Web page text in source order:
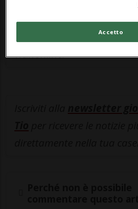
canale WhatsApp
Ticinonline.
Accetto